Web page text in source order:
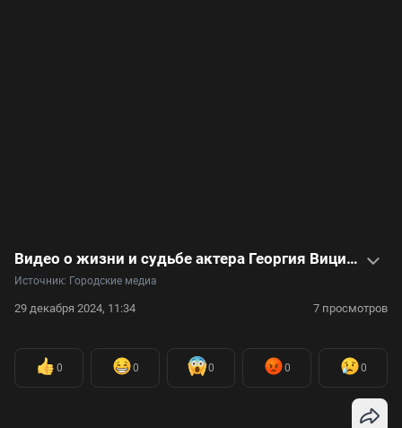
Видео о жизни и судьбе актера Георгия Вицина
Источник: Городские медиа
29 декабря 2024, 11:34 7 просмотров
0 0 0 0 0